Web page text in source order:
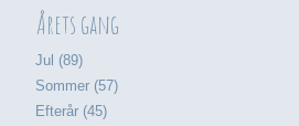
Årets gang
Jul (89)
Sommer (57)
Efterår (45)